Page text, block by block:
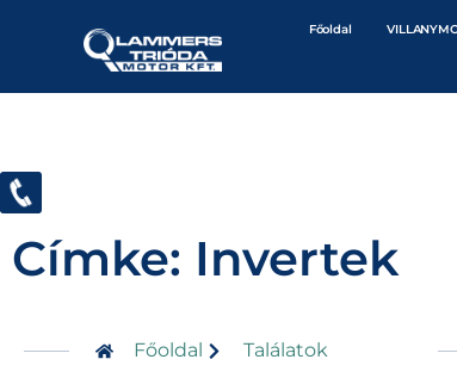
Főoldal
Címke: Invertek
Főoldal Találatok